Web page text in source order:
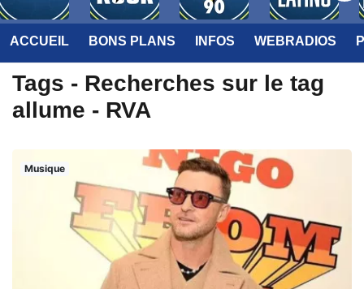
ACCUEIL BONS PLANS INFOS WEBRADIOS
Tags - Recherches sur le tag
allume - RVA
Musique